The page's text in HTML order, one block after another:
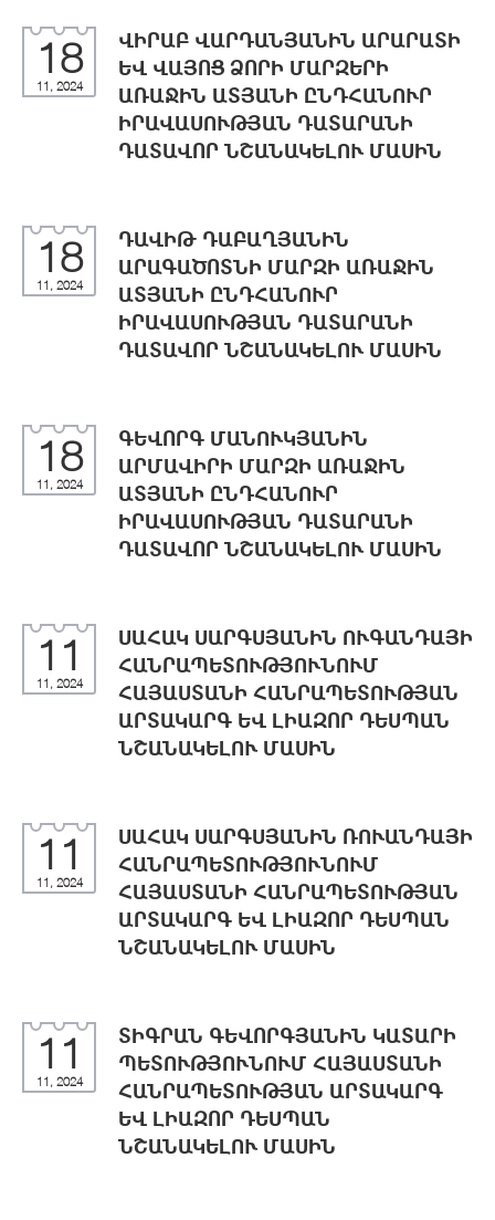
18
11, 2024
ՎԻՐԱԲ ՎԱՐԴԱՆՅԱՆԻՆ ԱՐԱՐԱՏԻ
ԵՎ ՎԱՅՈՑ ՁՈՐԻ ՄԱՐԶԵՐԻ
ԱՌԱՋԻՆ ԱՏՅԱՆԻ ԸՆԴՀԱՆՈՒՐ
ԻՐԱՎԱՍՈՒԹՅԱՆ ԴԱՏԱՐԱՆԻ
ԴԱՏԱՎՈՐ ՆՇԱՆԱԿԵԼՈՒ ՄԱՍԻՆ
18
11, 2024
ԴԱՎԻԹ ԴԱԲԱՂՅԱՆԻՆ
ԱՐԱԳԱԾՈՏՆԻ ՄԱՐԶԻ ԱՌԱՋԻՆ
ԱՏՅԱՆԻ ԸՆԴՀԱՆՈՒՐ
ԻՐԱՎԱՍՈՒԹՅԱՆ ԴԱՏԱՐԱՆԻ
ԴԱՏԱՎՈՐ ՆՇԱՆԱԿԵԼՈՒ ՄԱՍԻՆ
18
11, 2024
ԳԵՎՈՐԳ ՄԱՆՈՒԿՅԱՆԻՆ
ԱՐՄԱՎԻՐԻ ՄԱՐԶԻ ԱՌԱՋԻՆ
ԱՏՅԱՆԻ ԸՆԴՀԱՆՈՒՐ
ԻՐԱՎԱՍՈՒԹՅԱՆ ԴԱՏԱՐԱՆԻ
ԴԱՏԱՎՈՐ ՆՇԱՆԱԿԵԼՈՒ ՄԱՍԻՆ
11
11, 2024
ՍԱՀԱԿ ՍԱՐԳՍՅԱՆԻՆ ՈՒԳԱՆԴԱՅԻ
ՀԱՆՐԱՊԵՏՈՒԹՅՈՒՆՈՒՄ
ՀԱՅԱՍՏԱՆԻ ՀԱՆՐԱՊԵՏՈՒԹՅԱՆ
ԱՐՏԱԿԱՐԳ ԵՎ ԼԻԱԶՈՐ ԴԵՍՊԱՆ
ՆՇԱՆԱԿԵԼՈՒ ՄԱՍԻՆ
11
11, 2024
ՍԱՀԱԿ ՍԱՐԳՍՅԱՆԻՆ ՌՈՒԱՆԴԱՅԻ
ՀԱՆՐԱՊԵՏՈՒԹՅՈՒՆՈՒՄ
ՀԱՅԱՍՏԱՆԻ ՀԱՆՐԱՊԵՏՈՒԹՅԱՆ
ԱՐՏԱԿԱՐԳ ԵՎ ԼԻԱԶՈՐ ԴԵՍՊԱՆ
ՆՇԱՆԱԿԵԼՈՒ ՄԱՍԻՆ
11
11, 2024
ՏԻԳՐԱՆ ԳԵՎՈՐԳՅԱՆԻՆ ԿԱՏԱՐԻ
ՊԵՏՈՒԹՅՈՒՆՈՒՄ ՀԱՅԱՍՏԱՆԻ
ՀԱՆՐԱՊԵՏՈՒԹՅԱՆ ԱՐՏԱԿԱՐԳ
ԵՎ ԼԻԱԶՈՐ ԴԵՍՊԱՆ
ՆՇԱՆԱԿԵԼՈՒ ՄԱՍԻՆ